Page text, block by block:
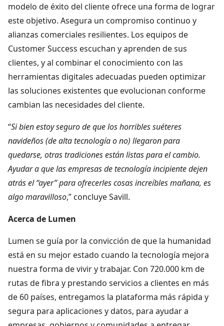
modelo de éxito del cliente ofrece una forma de lograr
este objetivo. Asegura un compromiso continuo y
alianzas comerciales resilientes. Los equipos de
Customer Success escuchan y aprenden de sus
clientes, y al combinar el conocimiento con las
herramientas digitales adecuadas pueden optimizar
las soluciones existentes que evolucionan conforme
cambian las necesidades del cliente.
“Si bien estoy seguro de que los horribles suéteres
navideños (de alta tecnología o no) llegaron para
quedarse, otras tradiciones están listas para el cambio.
Ayudar a que las empresas de tecnología incipiente dejen
atrás el “ayer” para ofrecerles cosas increíbles mañana, es
algo maravilloso,” concluye Savill.
Acerca de Lumen
Lumen se guía por la convicción de que la humanidad
está en su mejor estado cuando la tecnología mejora
nuestra forma de vivir y trabajar. Con 720.000 km de
rutas de fibra y prestando servicios a clientes en más
de 60 países, entregamos la plataforma más rápida y
segura para aplicaciones y datos, para ayudar a